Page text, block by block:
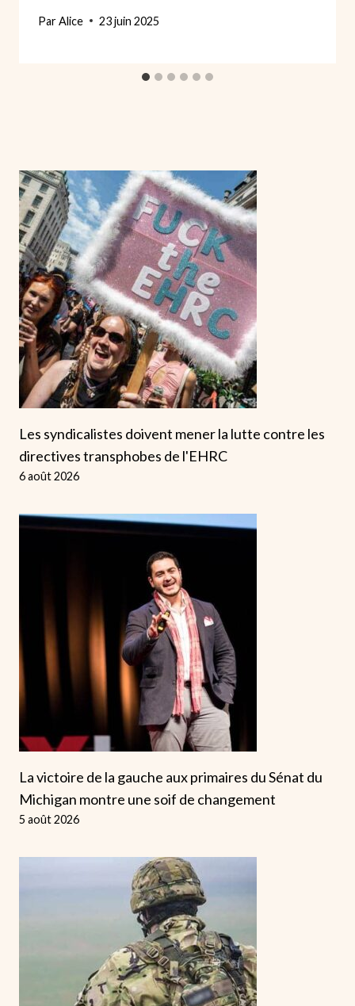
ParAlice 23 juin 2025
Les syndicalistes doivent mener la lutte contre les
directives transphobes de l'EHRC
6 août 2026
La victoire de la gauche aux primaires du Sénat du
Michigan montre une soif de changement
5 août 2026